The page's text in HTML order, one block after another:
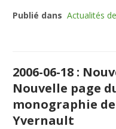
Publié dans Actualités
2006-06-18 :
Nouvelle page
monographie
Yvernault